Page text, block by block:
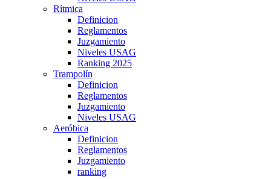
Rítmica
Definicion
Reglamentos
Juzgamiento
Niveles USAG
Ranking 2025
Trampolín
Definicion
Reglamentos
Juzgamiento
Niveles USAG
Aeróbica
Definicion
Reglamentos
Juzgamiento
ranking